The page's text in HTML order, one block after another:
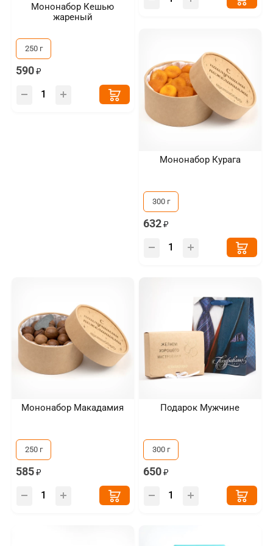
Мононабор Кешью
жареный
250 г
590
Мононабор Курага
300 г
632
Мононабор Макадамия
250 г
585
Подарок Мужчине
300 г
650